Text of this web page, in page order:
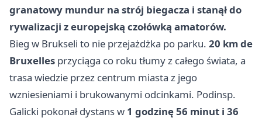
granatowy mundur na strój biegacza i stanął do
rywalizacji z europejską czołówką amatorów.
Bieg w Brukseli to nie przejażdżka po parku. 20 km de
Bruxelles przyciąga co roku tłumy z całego świata, a
trasa wiedzie przez centrum miasta z jego
wzniesieniami i brukowanymi odcinkami. Podinsp.
Galicki pokonał dystans w 1 godzinę 56 minut i 36